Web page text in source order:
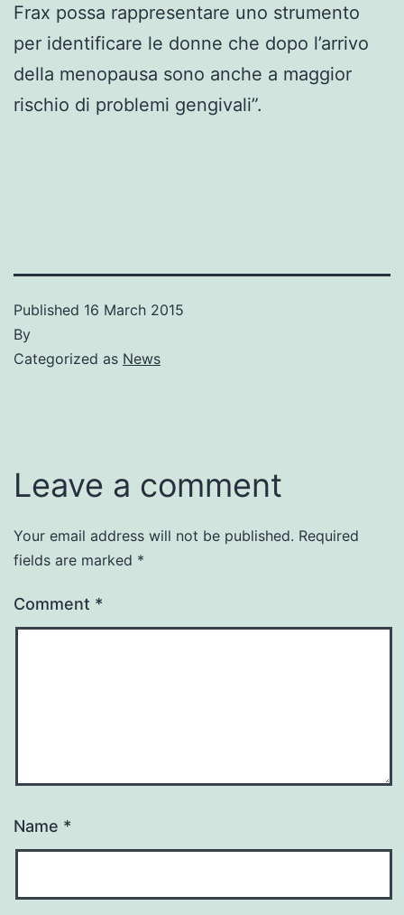
Frax possa rappresentare uno strumento
per identificare le donne che dopo l’arrivo
della menopausa sono anche a maggior
rischio di problemi gengivali”.
Published 16 March 2015
By
Categorized as News
Leave a comment
Your email address will not be published. Required
fields are marked *
Comment *
Name *